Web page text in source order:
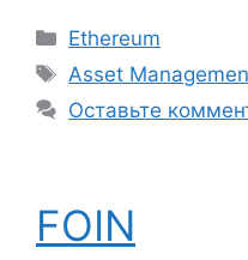
Рубрики
Ethereum
Метки
Asset
Оставьте
FOIN